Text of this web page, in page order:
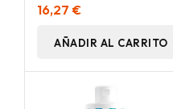
16,27 €
AÑADIR AL CARRITO